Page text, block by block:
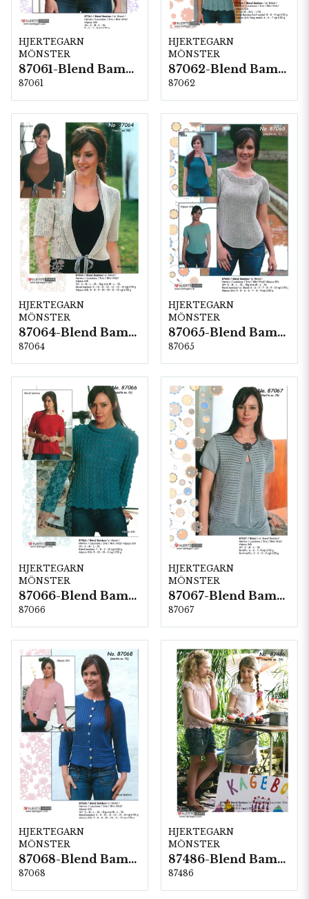
HJERTEGARN
MÖNSTER
87061-Blend Bamboo
87061
HJERTEGARN
MÖNSTER
87062-Blend Bamboo
87062
HJERTEGARN
MÖNSTER
87064-Blend Bamboo
87064
HJERTEGARN
MÖNSTER
87065-Blend Bamboo
87065
HJERTEGARN
MÖNSTER
87066-Blend Bamboo
87066
HJERTEGARN
MÖNSTER
87067-Blend Bamboo
87067
HJERTEGARN
MÖNSTER
87068-Blend Bamboo
87068
HJERTEGARN
MÖNSTER
87486-Blend Bamboo
87486